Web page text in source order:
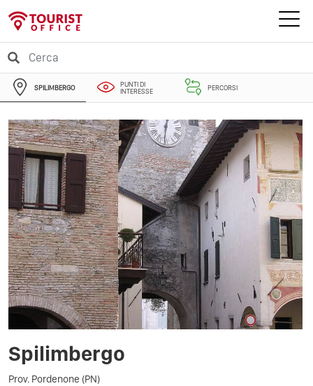
SPILIMBERGO
PUNTI DI
INTERESSE
PERCORSI
Spilimbergo
Prov. Pordenone (PN)